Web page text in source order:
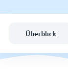
Schweiz
Überblick